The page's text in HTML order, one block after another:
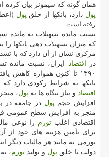
همان­ گونه كه سیمونز بیان
پول دارد، بانك­ها از خلق پول
رفته است.
نسبت مانده تسهیلات به
كه میزان تسهیلات­ دهی بانك­ها
مركزی نشان از آن دارد كه با
در اقتصاد
ایران، نسبت مانده
۱۳۹۰ تا كنون همواره
بانك­ها به شرایط ركودی دارد
اقتصاد و نیاز بنگاه ­ها به پول،
افزایش حجم پول در جامعه در
منجر به افزایش سطح عمومی
اقتصادی اغلب تورم را نوعی
برای تأمین هزینه­ های خود از
تورمی به مانند هر مالیات دیگر
دولت با خلق پول و تولید تورم،